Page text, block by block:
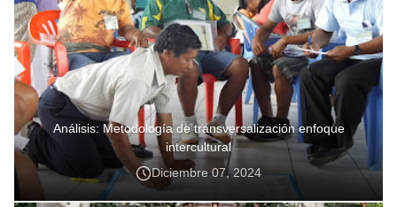
Análisis: Metodología de transversalización enfoque
intercultural
Diciembre 07, 2024